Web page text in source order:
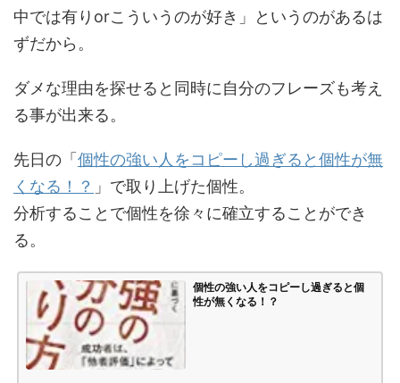
中では有りorこういうのが好き」というのがあるは
ずだから。
ダメな理由を探せると同時に自分のフレーズも考え
る事が出来る。
先日の「 個性の強い人をコピーし過ぎると個性が無
くなる！？ 」で取り上げた個性。
分析することで個性を徐々に確立することができ
る。
個性の強い人をコピーし過ぎると個
性が無くなる！？